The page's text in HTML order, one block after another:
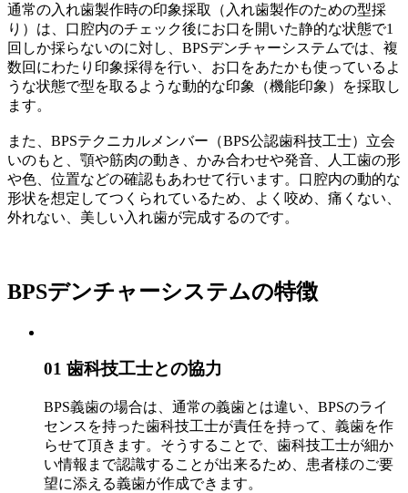
通常の入れ歯製作時の印象採取（入れ歯製作のための型採
り）は、口腔内のチェック後にお口を開いた静的な状態で1
回しか採らないのに対し、BPSデンチャーシステムでは、複
数回にわたり印象採得を行い、お口をあたかも使っているよ
うな状態で型を取るような動的な印象（機能印象）を採取し
ます。
また、BPSテクニカルメンバー（BPS公認歯科技工士）立会
いのもと、顎や筋肉の動き、かみ合わせや発音、人工歯の形
や色、位置などの確認もあわせて行います。口腔内の動的な
形状を想定してつくられているため、よく咬め、痛くない、
外れない、美しい入れ歯が完成するのです。
BPSデンチャーシステムの特徴
01 歯科技工士との協力
BPS義歯の場合は、通常の義歯とは違い、BPSのライ
センスを持った歯科技工士が責任を持って、義歯を作
らせて頂きます。そうすることで、歯科技工士が細か
い情報まで認識することが出来るため、患者様のご要
望に添える義歯が作成できます。